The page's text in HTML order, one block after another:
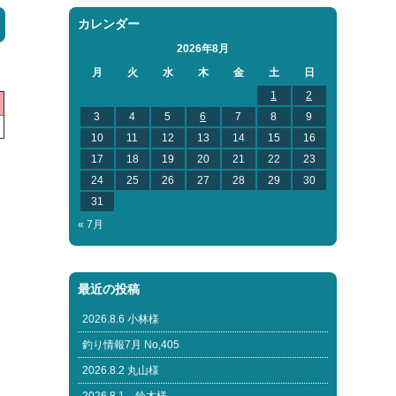
カレンダー
2026年8月
月
火 水 木 金 土
日
1
2
3
4 5 6 7 8
9
10
11 12 13 14 15
16
17
18 19 20 21 22
23
24
25 26 27 28 29
30
31
« 7月
最近の投稿
2026.8.6 小林様
釣り情報7月 No,405
2026.8.2 丸山様